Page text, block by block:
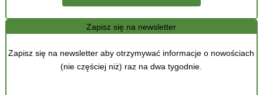
Zapisz się na newsletter
Zapisz się na newsletter aby otrzymywać informacje o nowościach
(nie częściej niż) raz na dwa tygodnie.